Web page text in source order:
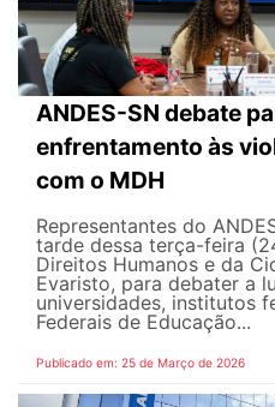
ANDES-SN debate
enfrentamento às
com o MDH
Representantes do
tarde dessa terça-feira
Direitos Humanos e da
Evaristo, para debater a
universidades, institutos
Federais de Educação...
Publicado em: 25 de Março de 2026